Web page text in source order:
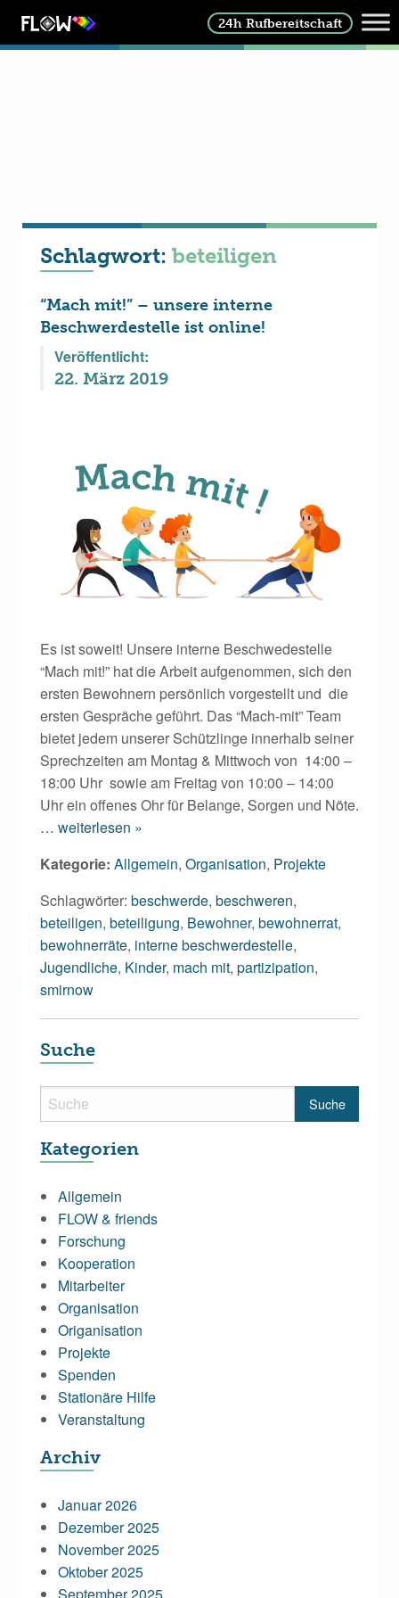
24h Rufbereitschaft
Schlagwort: beteiligen
“Mach mit!” – unsere interne
Beschwerdestelle ist online!
Veröffentlicht:
22. März 2019
Es ist soweit! Unsere interne Beschwedestelle
“Mach mit!” hat die Arbeit aufgenommen, sich den
ersten Bewohnern persönlich vorgestellt und die
ersten Gespräche geführt. Das “Mach-mit” Team
bietet jedem unserer Schützlinge innerhalb seiner
Sprechzeiten am Montag & Mittwoch von 14:00 –
18:00 Uhr sowie am Freitag von 10:00 – 14:00
Uhr ein offenes Ohr für Belange, Sorgen und Nöte.
… weiterlesen »
Kategorie: Allgemein, Organisation, Projekte
Schlagwörter: beschwerde, beschweren,
beteiligen, beteiligung, Bewohner, bewohnerrat,
bewohnerräte, interne beschwerdestelle,
Jugendliche, Kinder, mach mit, partizipation,
smirnow
Suche
Kategorien
Allgemein
FLOW & friends
Forschung
Kooperation
Mitarbeiter
Organisation
Origanisation
Projekte
Spenden
Stationäre Hilfe
Veranstaltung
Archiv
Januar 2026
Dezember 2025
November 2025
Oktober 2025
September 2025